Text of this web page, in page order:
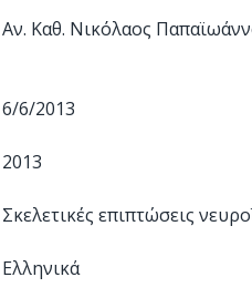
Αν. Καθ. Νικόλαος
6/6/2013
2013
Σκελετικές επιπτώσεις
Ελληνικά